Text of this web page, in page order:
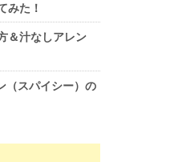
みた！
＆汁なしアレン
スパイシー）の